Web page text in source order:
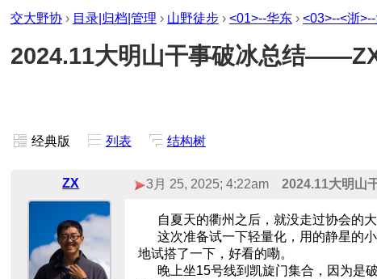
交大野协 › 目录|归档|管理 › 山野徒步 › <01>--华东 › <03>--<浙
2024.11大明山干事破冰总结
经典版 列表 结构树
ZX 3月 25, 2025; 4:22am 2024.11大明山
自夏天的衢州之后，就没走过协会的大
这次准备试一下轻量化，用的静星的小
地试搭了一下，好看的嘞。
晚上坐15号线到凯旋门集合，因为是破